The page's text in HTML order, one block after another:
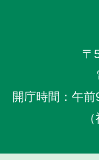
〒
開庁時間：午